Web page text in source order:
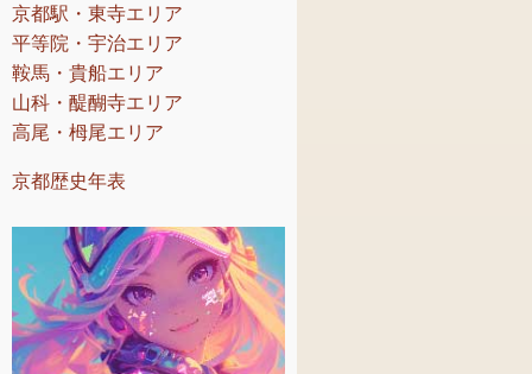
京都駅・東寺エリア
平等院・宇治エリア
鞍馬・貴船エリア
山科・醍醐寺エリア
高尾・栂尾エリア
京都歴史年表